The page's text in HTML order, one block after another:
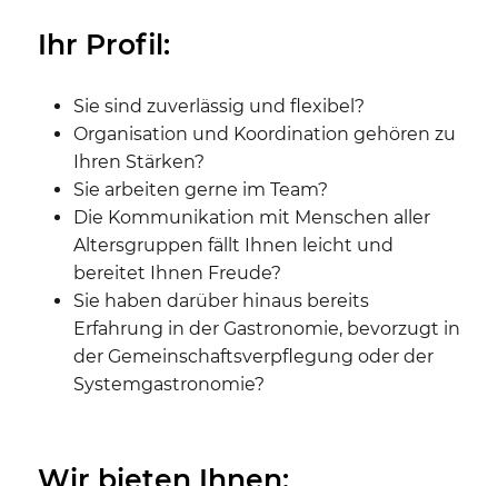
Ihr Profil:
Sie sind zuverlässig und flexibel?
Organisation und Koordination gehören zu
Ihren Stärken?
Sie arbeiten gerne im Team?
Die Kommunikation mit Menschen aller
Altersgruppen fällt Ihnen leicht und
bereitet Ihnen Freude?
Sie haben darüber hinaus bereits
Erfahrung in der Gastronomie, bevorzugt in
der Gemeinschaftsverpflegung oder der
Systemgastronomie?
Wir bieten Ihnen: